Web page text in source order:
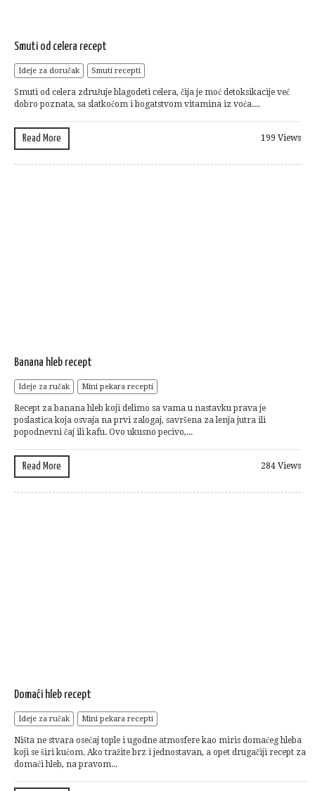
Smuti od celera recept
Ideje za doručak Smuti recepti
Smuti od celera združuje blagodeti celera, čija je moć detoksikacije već
dobro poznata, sa slatkoćom i bogatstvom vitamina iz voća....
Read More 199 Views
Banana hleb recept
Ideje za ručak Mini pekara recepti
Recept za banana hleb koji delimo sa vama u nastavku prava je
poslastica koja osvaja na prvi zalogaj, savršena za lenja jutra ili
popodnevni čaj ili kafu. Ovo ukusno pecivo,...
Read More 284 Views
Domaći hleb recept
Ideje za ručak Mini pekara recepti
Ništa ne stvara osećaj tople i ugodne atmosfere kao miris domaćeg hleba
koji se širi kućom. Ako tražite brz i jednostavan, a opet drugačiji recept za
domaći hleb, na pravom...